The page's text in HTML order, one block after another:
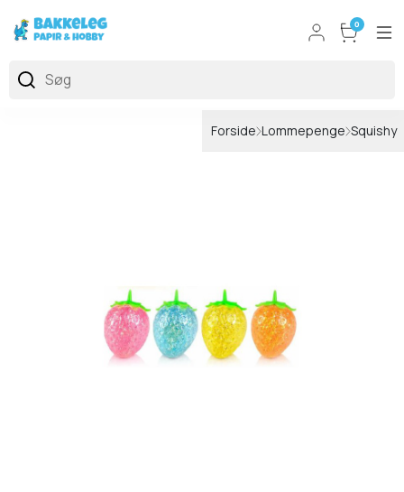
0
Forside Lommepenge Squishy